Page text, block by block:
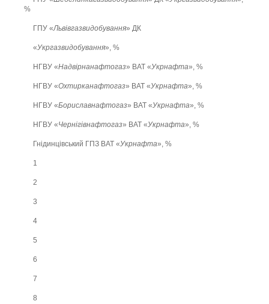
%
ГПУ «Львівгазвидобування» ДК
«Укргазвидобування», %
НГВУ «Надвірнанафтогаз» ВАТ «Укрнафта», %
НГВУ «Охтирканафтогаз» ВАТ «Укрнафта», %
НГВУ «Бориславнафтогаз» ВАТ «Укрнафта», %
НГВУ «Чернігівнафтогаз» ВАТ «Укрнафта», %
Гнідинцівський ГПЗ ВАТ «Укрнафта», %
1
2
3
4
5
6
7
8